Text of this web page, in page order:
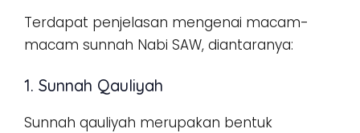
Terdapat penjelasan mengenai macam-
macam sunnah Nabi SAW, diantaranya:
1. Sunnah Qauliyah
Sunnah qauliyah merupakan bentuk